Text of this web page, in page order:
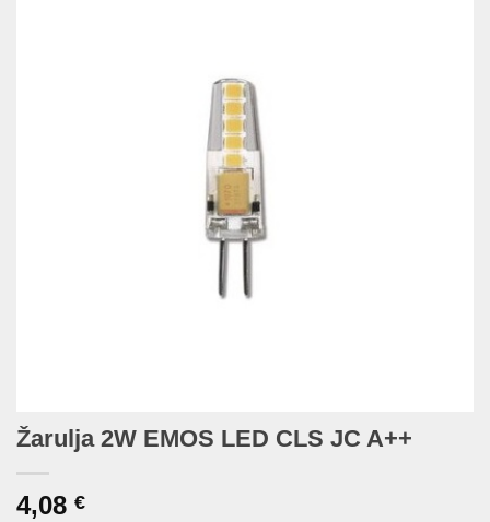
Žarulja 2W EMOS LED CLS JC A++
4,08 €